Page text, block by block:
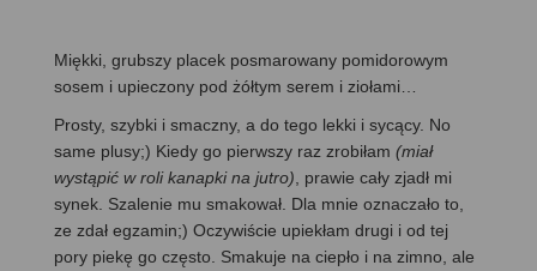
Miękki, grubszy placek posmarowany pomidorowym
sosem i upieczony pod żółtym serem i ziołami…
Prosty, szybki i smaczny, a do tego lekki i sycący. No
same plusy;) Kiedy go pierwszy raz zrobiłam (miał
wystąpić w roli kanapki na jutro) , prawie cały zjadł mi
synek. Szalenie mu smakował. Dla mnie oznaczało to,
ze zdał egzamin;) Oczywiście upiekłam drugi i od tej
pory piekę go często. Smakuje na ciepło i na zimno, ale